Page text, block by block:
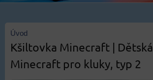
Úvod
Kšiltovka Minecraft |
Minecraft pro kluky, typ 2